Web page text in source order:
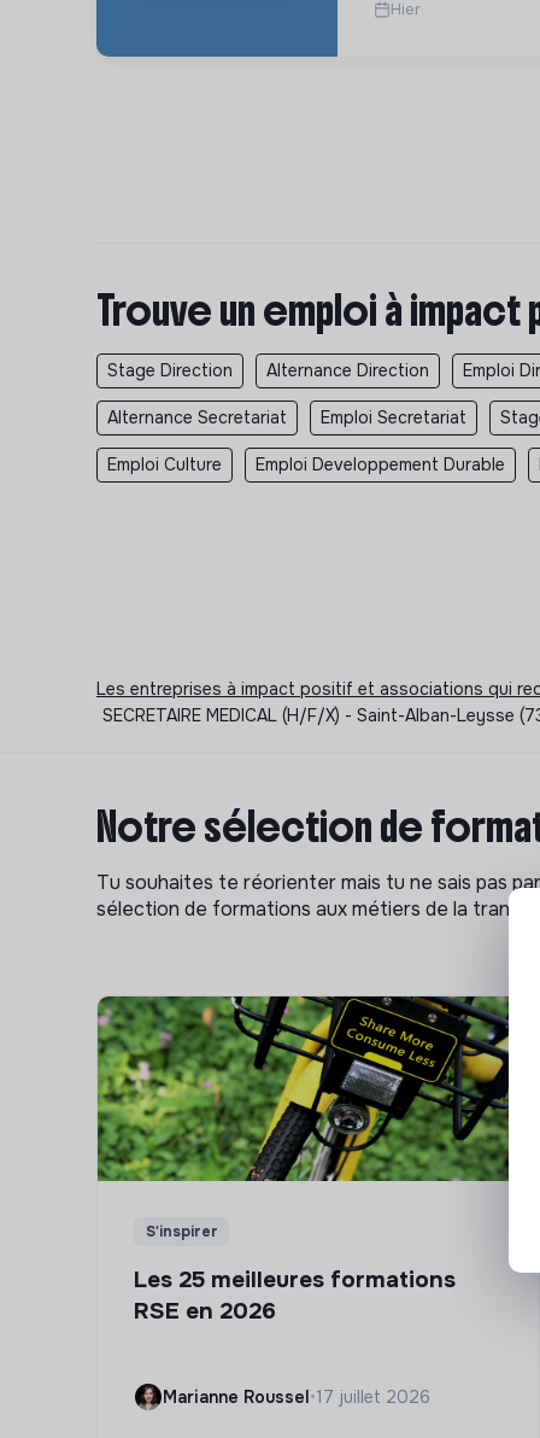
Hier
Trouve un emploi à
Stage Direction Alternance Direction Emploi
Alternance Secretariat Emploi Secretariat
Emploi Culture Emploi Developpement Durable
Les entreprises à impact positif et associations qui
SECRETAIRE MEDICAL (H/F/X) - Saint-Alban-
Notre sélection de
Tu souhaites te réorienter mais tu ne sais pas
sélection de formations aux métiers de la
S'inspirer
Les 25 meilleures formations
RSE en 2026
Marianne Roussel•17 juillet 2026